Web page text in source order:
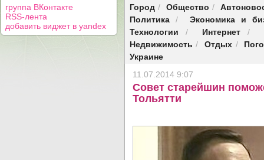
группа ВКонтакте
RSS-лента
добавить виджет в yandex
Город / Общество /
Политика /
Экономика и
Технологии / Интернет/
Недвижимость / Отдых /
Украине
11.07.2014 9:07
Совет старейшин
Тольятти